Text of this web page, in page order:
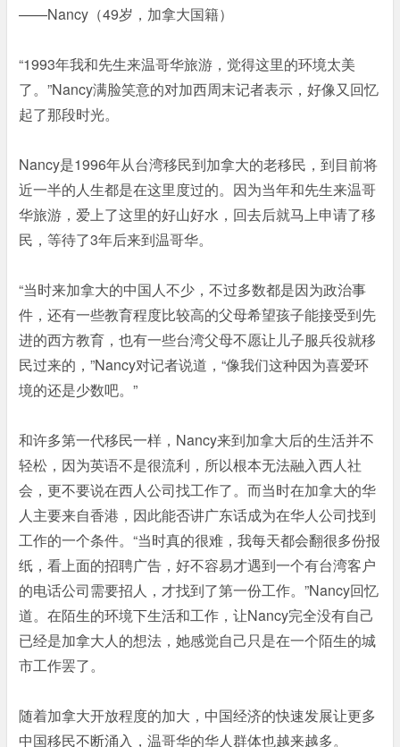
——Nancy（49岁，加拿大国籍）
“1993年我和先生来温哥华旅游，觉得这里的环境太美
了。”Nancy满脸笑意的对加西周末记者表示，好像又回忆
起了那段时光。
Nancy是1996年从台湾移民到加拿大的老移民，到目前将
近一半的人生都是在这里度过的。因为当年和先生来温哥
华旅游，爱上了这里的好山好水，回去后就马上申请了移
民，等待了3年后来到温哥华。
“当时来加拿大的中国人不少，不过多数都是因为政治事
件，还有一些教育程度比较高的父母希望孩子能接受到先
进的西方教育，也有一些台湾父母不愿让儿子服兵役就移
民过来的，”Nancy对记者说道，“像我们这种因为喜爱环
境的还是少数吧。”
和许多第一代移民一样，Nancy来到加拿大后的生活并不
轻松，因为英语不是很流利，所以根本无法融入西人社
会，更不要说在西人公司找工作了。而当时在加拿大的华
人主要来自香港，因此能否讲广东话成为在华人公司找到
工作的一个条件。“当时真的很难，我每天都会翻很多份报
纸，看上面的招聘广告，好不容易才遇到一个有台湾客户
的电话公司需要招人，才找到了第一份工作。”Nancy回忆
道。在陌生的环境下生活和工作，让Nancy完全没有自己
已经是加拿大人的想法，她感觉自己只是在一个陌生的城
市工作罢了。
随着加拿大开放程度的加大，中国经济的快速发展让更多
中国移民不断涌入，温哥华的华人群体也越来越多。